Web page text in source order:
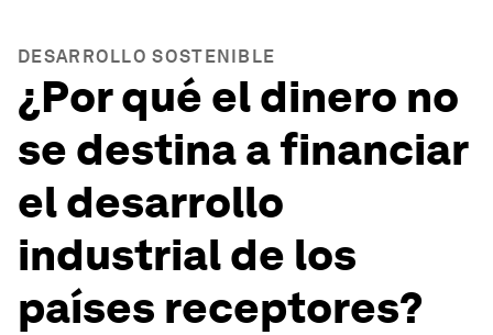
DESARROLLO SOSTENIBLE
¿Por qué el dinero no
se destina a financiar
el desarrollo
industrial de los
países receptores?